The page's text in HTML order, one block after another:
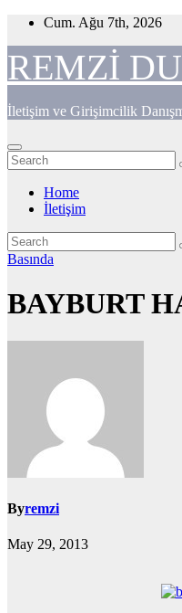
Skip
content
Cum. Ağu 7th, 2026
REMZİ
İletişim ve Girişimcilik
Home
İletişim
Basında
BAYBURT
Byremzi
May 29, 2013